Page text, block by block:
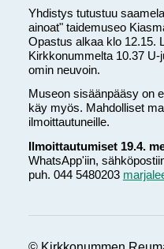
Yhdistys tutustuu
ainoat" taidemuseo
Opastus alkaa klo 12.15.
Kirkkonummelta 10.37
omin neuvoin.
Museon sisäänpääsy on
käy myös. Mahdolliset
ilmoittautuneille.
Ilmoittautumiset 19.4.
WhatsApp'iin,
puh. 044 5480203